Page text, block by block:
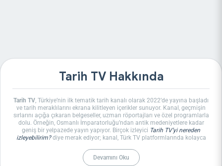
Tarih TV Hakkında
Tarih TV, Türkiye’nin ilk tematik tarih kanalı olarak 2022’de yayına başladı
ve tarih meraklılarını ekrana kilitleyen içerikler sunuyor. Kanal, geçmişin
sırlarını açığa çıkaran belgeseller, uzman röportajları ve özel programlarla
dolu. Örneğin, Osmanlı İmparatorluğu’ndan antik medeniyetlere kadar
geniş bir yelpazede yayın yapıyor. Birçok izleyici Tarih TV’yi nereden
izleyebilirim?diye merak ediyor; kanal, Türk TV platformlarında kolayca
kanallarda, Turkcell TV+’ta 96. kanalda, Digiturk’te 184. kanalda ve D-
Smart’ta 65. kanalda yer alıyor. Uydu frekansı ise Türksat 4A üzerinden
Devamını Oku